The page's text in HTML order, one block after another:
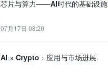
芯片与算力——AI时代的基础设施
07月17日 08:20
AI × Crypto：应用与市场进展